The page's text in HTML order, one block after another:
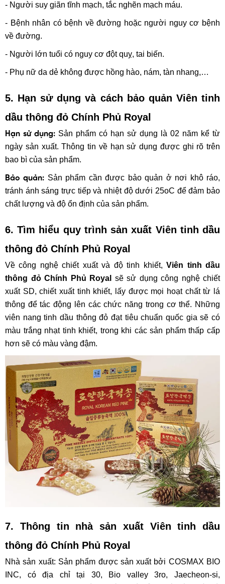
- Người suy giãn tĩnh mạch, tắc nghẽn mạch máu.
- Bệnh nhân có bệnh về đường hoặc người nguy cơ bệnh
về đường.
- Người lớn tuổi có nguy cơ đột quỵ, tai biến.
- Phụ nữ da dẻ không được hồng hào, nám, tàn nhang,…
5. Hạn sử dụng và cách bảo quản Viên tinh
dầu thông đỏ Chính Phủ Royal
Hạn sử dụng: Sản phẩm có hạn sử dụng là 02 năm kể từ
ngày sản xuất. Thông tin về hạn sử dụng được ghi rõ trên
bao bì của sản phẩm.
Bảo quản: Sản phẩm cần được bảo quản ở nơi khô ráo,
tránh ánh sáng trực tiếp và nhiệt độ dưới 25oC để đảm bảo
chất lượng và độ ổn định của sản phẩm.
6. Tìm hiểu quy trình sản xuất Viên tinh dầu
thông đỏ Chính Phủ Royal
Về công nghệ chiết xuất và độ tinh khiết,Viên tinh dầu
thông đỏ Chính Phủ Royal
sẽ sử dụng công nghệ chiết
xuất SD, chiết xuất tinh khiết, lấy được mọi hoạt chất từ lá
thông để tác động lên các chức năng trong cơ thể. Những
viên nang tinh dầu thông đỏ đạt tiêu chuẩn quốc gia sẽ có
màu trắng nhạt tinh khiết, trong khi các sản phẩm thấp cấp
hơn sẽ có màu vàng đậm.
7. Thông tin nhà sản xuất Viên tinh dầu
thông đỏ Chính Phủ Royal
Nhà sản xuất: Sản phẩm được sản xuất bởi COSMAX BIO
INC, có địa chỉ tại 30, Bio valley 3ro, Jaecheon-si,